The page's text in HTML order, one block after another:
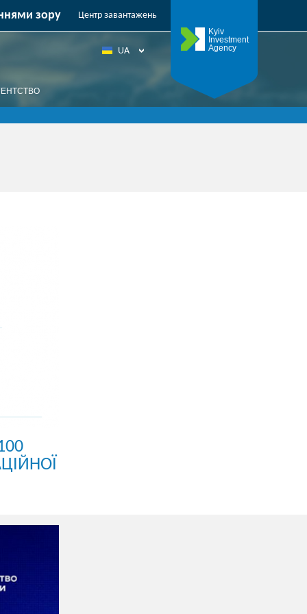
Kyiv
Investment
Agency
Центр завантажень
зору
UA